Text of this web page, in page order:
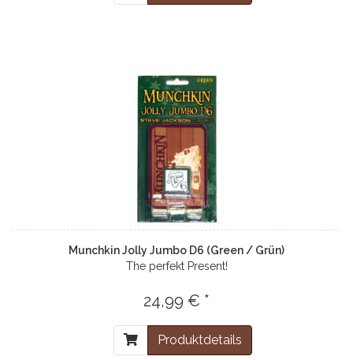
Munchkin Jolly Jumbo D6 (Green / Grün)
The perfekt Present!
24,99 € *
Produktdetails